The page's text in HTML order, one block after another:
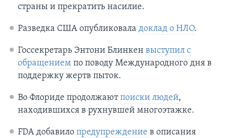
страны и прекратить насилие.
Разведка США опубликовала доклад о НЛО.
Госсекретарь Энтони Блинкен выступил с
обращениемпо поводу Международного дня в
поддержку жертв пыток.
Во Флориде продолжаютпоиски людей,
находившихся в рухнувшей многоэтажке.
FDA добавило предупреждение в описания